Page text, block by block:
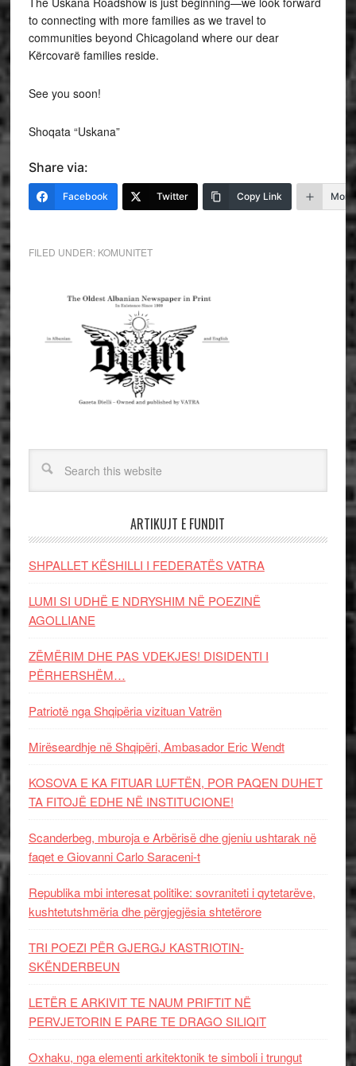
to connecting with more families as we travel to
communities beyond Chicagoland where our dear
Kërcovarë families reside.
See you soon!
Shoqata “Uskana”
Share via:
Facebook Twitter Copy Link More
FILED UNDER: KOMUNITET
ARTIKUJT E FUNDIT
SHPALLET KËSHILLI I FEDERATËS VATRA
LUMI SI UDHË E NDRYSHIM NË POEZINË
AGOLLIANE
ZËMËRIM DHE PAS VDEKJES! DISIDENTI I
PËRHERSHËM…
Patriotë nga Shqipëria vizituan Vatrën
Mirëseardhje në Shqipëri, Ambasador Eric Wendt
KOSOVA E KA FITUAR LUFTËN, POR PAQEN DUHET
TA FITOJË EDHE NË INSTITUCIONE!
Scanderbeg, mburoja e Arbërisë dhe gjeniu ushtarak në
faqet e Giovanni Carlo Saraceni-t
Republika mbi interesat politike: sovraniteti i qytetarëve,
kushtetutshmëria dhe përgjegjësia shtetërore
TRI POEZI PËR GJERGJ KASTRIOTIN-
SKËNDERBEUN
LETËR E ARKIVIT TE NAUM PRIFTIT NË
PERVJETORIN E PARE TE DRAGO SILIQIT
Oxhaku, nga elementi arkitektonik te simboli i trungut